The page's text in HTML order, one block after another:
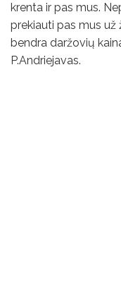
krenta ir pas mus.
prekiauti pas mus
bendra daržovių
P.Andriejavas.